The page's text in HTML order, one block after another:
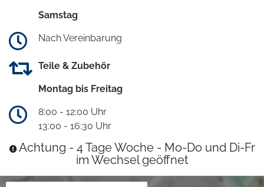
Samstag
Nach Vereinbarung
Teile & Zubehör
Montag bis Freitag
8:00 - 12:00 Uhr
13:00 - 16:30 Uhr
Achtung - 4 Tage Woche - Mo-Do und Di-Fr
im Wechsel geöffnet